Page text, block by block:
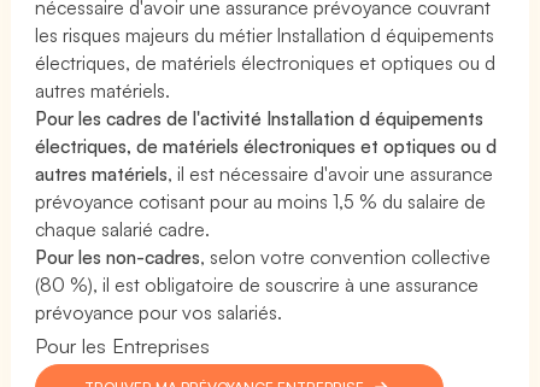
nécessaire d'avoir une assurance prévoyance couvrant
les risques majeurs du métier Installation d équipements
électriques, de matériels électroniques et optiques ou d
autres matériels.
Pour les cadres de l'activité Installation d équipements
électriques, de matériels électroniques et optiques ou d
autres matériels, il est nécessaire d'avoir une assurance
prévoyance cotisant pour au moins 1,5 % du salaire de
chaque salarié cadre.
Pour les non-cadres, selon votre convention collective
(80 %), il est obligatoire de souscrire à une assurance
prévoyance pour vos salariés.
Pour les Entreprises